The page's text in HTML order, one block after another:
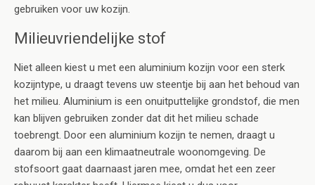
gebruiken voor uw kozijn.
Milieuvriendelijke stof
Niet alleen kiest u met een aluminium kozijn voor een sterk
kozijntype, u draagt tevens uw steentje bij aan het behoud van
het milieu. Aluminium is een onuitputtelijke grondstof, die men
kan blijven gebruiken zonder dat dit het milieu schade
toebrengt. Door een aluminium kozijn te nemen, draagt u
daarom bij aan een klimaatneutrale woonomgeving. De
stofsoort gaat daarnaast jaren mee, omdat het een zeer